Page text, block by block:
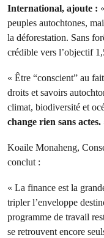
International, ajoute :
peuples autochtones,
la déforestation. Sans
crédible vers l’objectif
« Être “conscient” au
droits et savoirs
climat, biodiversité et
change rien sans actes.
Koaile Monaheng,
conclut :
« La finance est la
tripler l’enveloppe
programme de travail
se retrouvent encore